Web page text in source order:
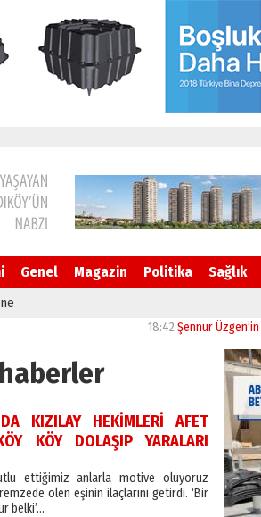
Genel Magazin Politika Sağlık
Şennur Üzgen’in
KIZILAY HEKİMLERİ AFET
KÖY DOLAŞIP YARALARI
ettiğimiz anlarla motive oluyoruz
ölen eşinin ilaçlarını getirdi. ‘Bir
belki’…